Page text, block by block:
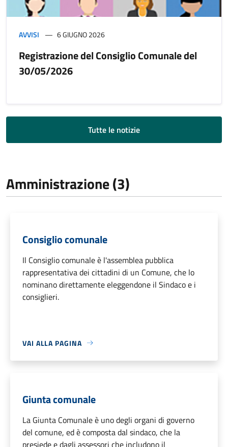
AVVISI 6 GIUGNO 2026
Registrazione del Consiglio Comunale del
30/05/2026
Tutte le notizie
Amministrazione (3)
Consiglio comunale
Il Consiglio comunale è l'assemblea pubblica
rappresentativa dei cittadini di un Comune, che lo
nominano direttamente eleggendone il Sindaco e i
consiglieri.
VAI ALLA PAGINA
Giunta comunale
La Giunta Comunale è uno degli organi di governo
del comune, ed è composta dal sindaco, che la
presiede e dagli assessori che includono il